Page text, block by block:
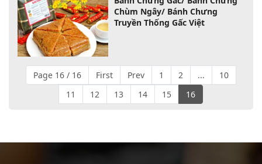
Chùm Ngây/ Bánh Chưng
Truyền Thống Gấc Việt
Page 16 / 16 First Prev 1 2 ...
10
11
12 13 14 15 16